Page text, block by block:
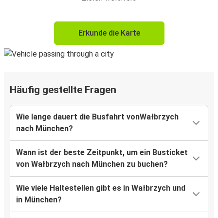
Erkunde die Karte
Häufig gestellte Fragen
Wie lange dauert die Busfahrt vonWałbrzych
nach München?
Wann ist der beste Zeitpunkt, um ein Busticket
von Wałbrzych nach München zu buchen?
Wie viele Haltestellen gibt es in Wałbrzych und
in München?